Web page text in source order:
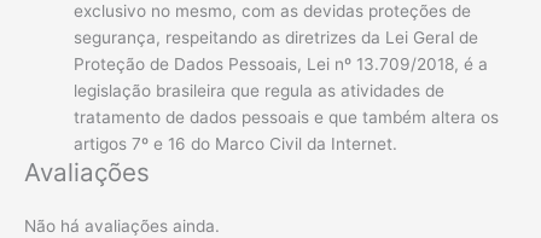
exclusivo no mesmo, com as devidas proteções de
segurança, respeitando as diretrizes da Lei Geral de
Proteção de Dados Pessoais, Lei nº 13.709/2018, é a
legislação brasileira que regula as atividades de
tratamento de dados pessoais e que também altera os
artigos 7º e 16 do Marco Civil da Internet.
Avaliações
Não há avaliações ainda.